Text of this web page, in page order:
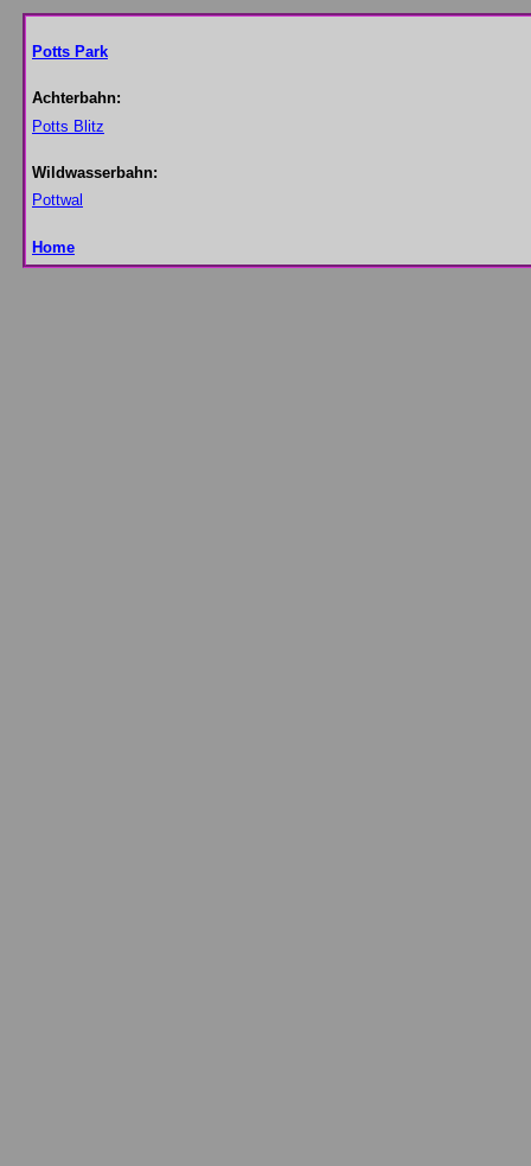
Potts Park
Achterbahn:
Potts Blitz
Wildwasserbahn:
Pottwal
Home